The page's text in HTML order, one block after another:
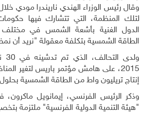
وقال رئيس الوزراء الهندي ناريندرا مودي
لتلك المنظمة، التي تتشارك فيها
الدول الغنية بأشعة الشمس في مختلف
الطاقة الشمسية بتكلفة معقولة "نريد
2015، على هامش مؤتمر باريس لتغير
إنتاج تريليون واط من الطاقة الشمسية بحلول
وذكر الرئيس الفرنسي، إيمانويل
"هيئة التنمية الدولية الفرنسية" ملتزمة